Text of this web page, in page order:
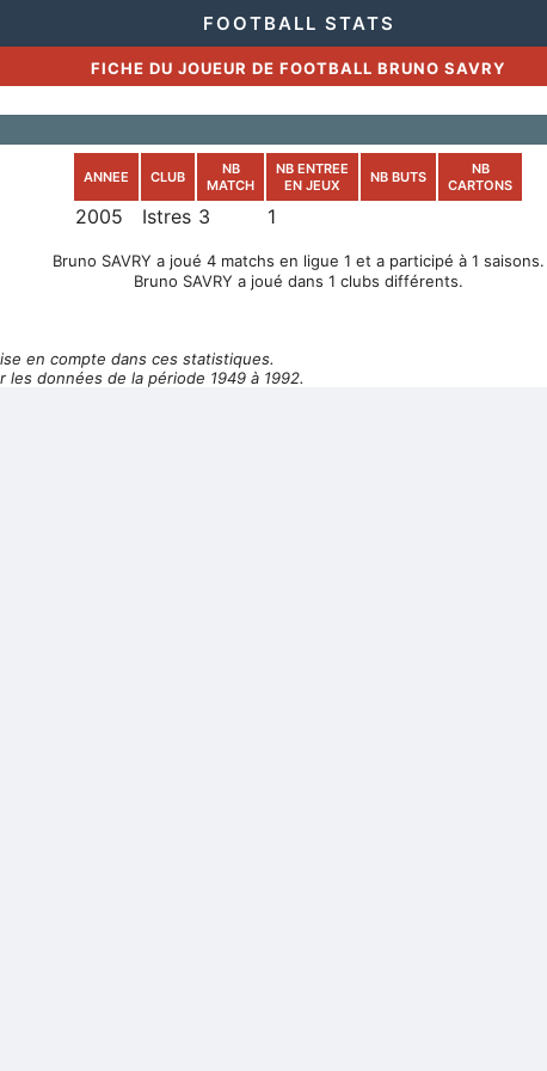
FOOTBALL STATS
FICHE DU JOUEUR DE FOOTBALL BRUNO SAVRY
ANNEE CLUB
NB
MATCH
NB ENTREE
EN JEUX
NB BUTS
NB
CARTONS
2005 Istres 3 1
Bruno SAVRY a joué 4 matchs en ligue 1 et a participé à 1 saisons.
Bruno SAVRY a joué dans 1 clubs différents.
en compte dans ces statistiques.
les données de la période 1949 à 1992.